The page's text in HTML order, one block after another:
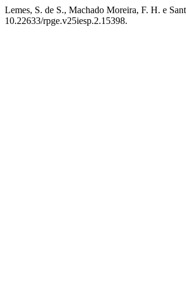
Lemes, S. de S., Machado Moreira, F. H. e
10.22633/rpge.v25iesp.2.15398.